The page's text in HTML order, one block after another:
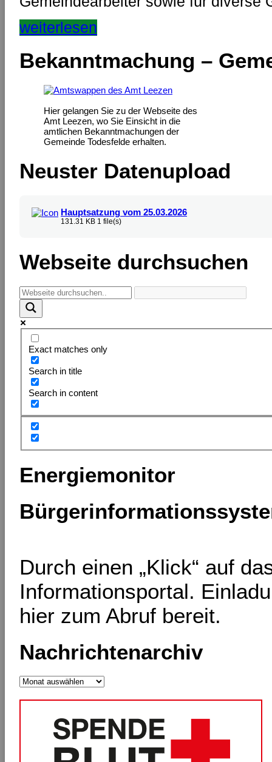
weiterlesen
Bekanntmachung –
Hier gelangen Sie zu der Webseite des
Amt Leezen, wo Sie Einsicht in die
amtlichen Bekanntmachungen der
Gemeinde Todesfelde erhalten.
Neuster Datenupload
Hauptsatzung vom 25.03.2026
131.31 KB 1 file(s)
Webseite durchsuchen
Exact matches only
Search in title
Search in content
Energiemonitor
Durch einen „Klick“ auf
Informationsportal.
hier zum Abruf bereit.
Nachrichtenarchiv
Nachrichtenarchiv